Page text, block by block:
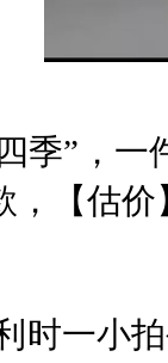
季”，
，【估
时一小